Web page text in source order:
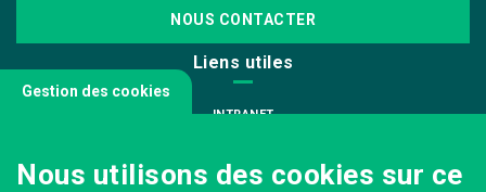
NOUS CONTACTER
Liens utiles
INTRANET
INFODOC
Gestion des cookies
Nous utilisons des cookies sur ce